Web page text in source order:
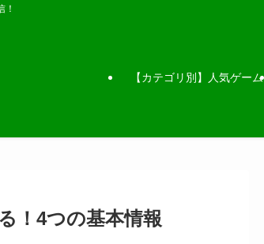
【カテゴリ別】人気ゲーム
！4つの基本情報